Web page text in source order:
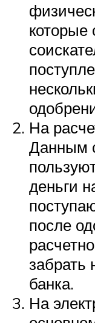
На
Данным
деньги
после
забрать
банка.
На